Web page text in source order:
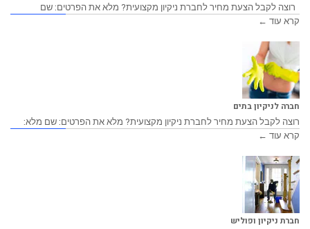
רוצה לקבל הצעת מחיר לחברת ניקיון מקצועית? מלא את הפרטים: שם
קרא עוד ←
חברה לניקיון בתים
רוצה לקבל הצעת מחיר לחברת ניקיון מקצועית? מלא את הפרטים: שם מלא:
קרא עוד ←
חברת ניקיון ופוליש